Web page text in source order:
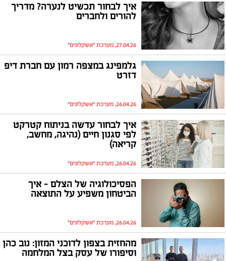
איך לבחור תכשיט לנערה? מדריך
להורים ולחברים
27.04.26, מערכת "אשקלונים"
גלמפינג במצפה רמון עם חברת דיפ
דזרט
26.04.26, מערכת "אשקלונים"
איך לבחור עדשה בניתוח קטרקט
לפי סגנון חיים (נהיגה, מחשב,
קריאה)
26.04.26, מערכת "אשקלונים"
הפסיכולוגיה של הצלם - איך
הביטחון משפיע על התוצאה
26.04.26, מערכת "אשקלונים"
מהחזית בצפון לדוכני המזון: נוב כהן
וסיפורו של עסק בצל המלחמה